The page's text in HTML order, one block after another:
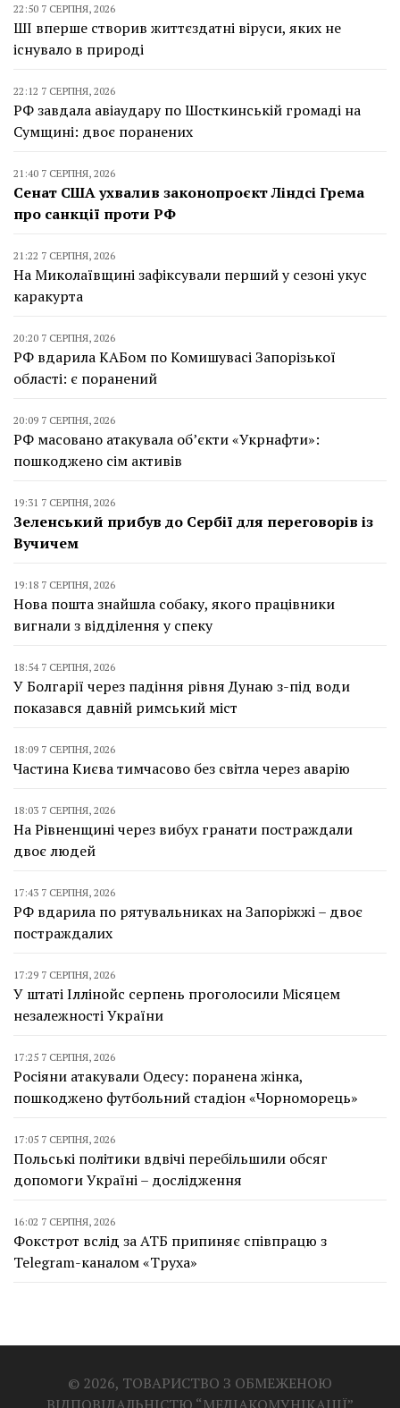
22:50 7 СЕРПНЯ, 2026
ШІ вперше створив життєздатні віруси, яких не
існувало в природі
22:12 7 СЕРПНЯ, 2026
РФ завдала авіаудару по Шосткинській громаді на
Сумщині: двоє поранених
21:40 7 СЕРПНЯ, 2026
Сенат США ухвалив законопроєкт Ліндсі Грема
про санкції проти РФ
21:22 7 СЕРПНЯ, 2026
На Миколаївщині зафіксували перший у сезоні укус
каракурта
20:20 7 СЕРПНЯ, 2026
РФ вдарила КАБом по Комишувасі Запорізької
області: є поранений
20:09 7 СЕРПНЯ, 2026
РФ масовано атакувала об’єкти «Укрнафти»:
пошкоджено сім активів
19:31 7 СЕРПНЯ, 2026
Зеленський прибув до Сербії для переговорів із
Вучичем
19:18 7 СЕРПНЯ, 2026
Нова пошта знайшла собаку, якого працівники
вигнали з відділення у спеку
18:54 7 СЕРПНЯ, 2026
У Болгарії через падіння рівня Дунаю з-під води
показався давній римський міст
18:09 7 СЕРПНЯ, 2026
Частина Києва тимчасово без світла через аварію
18:03 7 СЕРПНЯ, 2026
На Рівненщині через вибух гранати постраждали
двоє людей
17:43 7 СЕРПНЯ, 2026
РФ вдарила по рятувальниках на Запоріжжі – двоє
постраждалих
17:29 7 СЕРПНЯ, 2026
У штаті Іллінойс серпень проголосили Місяцем
незалежності України
17:25 7 СЕРПНЯ, 2026
Росіяни атакували Одесу: поранена жінка,
пошкоджено футбольний стадіон «Чорноморець»
17:05 7 СЕРПНЯ, 2026
Польські політики вдвічі перебільшили обсяг
допомоги Україні – дослідження
16:02 7 СЕРПНЯ, 2026
Фокстрот вслід за АТБ припиняє співпрацю з
Telegram-каналом «Труха»
© 2026, ТОВАРИСТВО З ОБМЕЖЕНОЮ
ВІДПОВІДАЛЬНІСТЮ “МЕДІАКОМУНІКАЦІЇ”